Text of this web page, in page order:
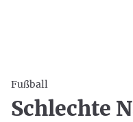
Fußball
Schlechte